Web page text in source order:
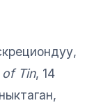
Tin, 14